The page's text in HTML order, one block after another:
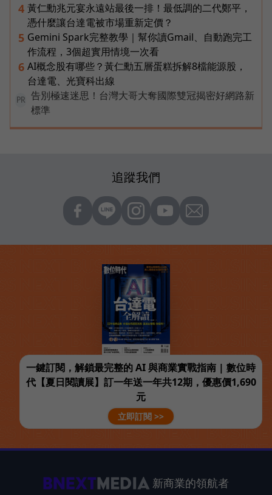
4 黃仁勳兆元宴永遠站最後一排！最低調的二代鄭平，
憑什麼讓台達電被市場重新定價？
5 Gemini Spark完整教學｜幫你讀Gmail、自動跑完工
作流程，3個超實用情境一次看
6 AI概念股有哪些？黃仁勳五層蛋糕拆解8檔能源股，
台達電、光寶科出線
PR
告別極速迷思！台灣大哥大奪國際雙冠揭密好網路新
標準
追蹤我們
一鍵訂閱，解鎖最完整的 AI 與商業實戰指南 | 數位時
代【夏日閱讀展】訂一年送一年共12期，優惠價1,690
元
立即訂閱 >>
新商業的領航者